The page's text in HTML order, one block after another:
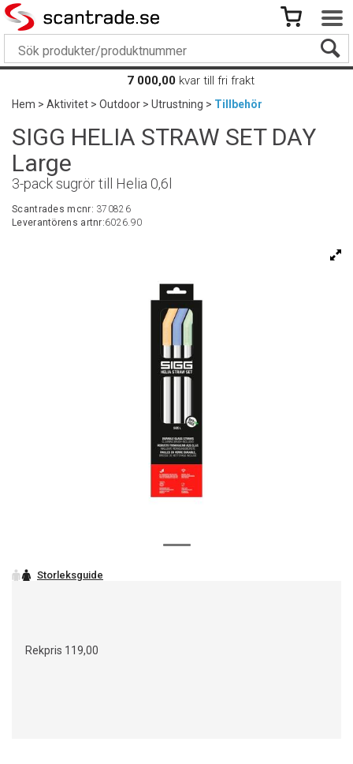
7 000,00 kvar till fri frakt
Hem>Aktivitet>Outdoor>Utrustning>Tillbehör
SIGG HELIA STRAW SET DAY
Large
3-pack sugrör till Helia 0,6l
Scantrades mcnr: 370826
Leverantörens artnr:6026.90
Rekpris 119,00